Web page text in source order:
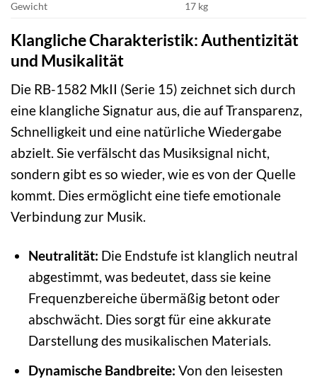
Gewicht
17 kg
Klangliche Charakteristik: Authentizität
und Musikalität
Die RB-1582 MkII (Serie 15) zeichnet sich durch
eine klangliche Signatur aus, die auf Transparenz,
Schnelligkeit und eine natürliche Wiedergabe
abzielt. Sie verfälscht das Musiksignal nicht,
sondern gibt es so wieder, wie es von der Quelle
kommt. Dies ermöglicht eine tiefe emotionale
Verbindung zur Musik.
Neutralität: Die Endstufe ist klanglich neutral
abgestimmt, was bedeutet, dass sie keine
Frequenzbereiche übermäßig betont oder
abschwächt. Dies sorgt für eine akkurate
Darstellung des musikalischen Materials.
Dynamische Bandbreite: Von den leisesten